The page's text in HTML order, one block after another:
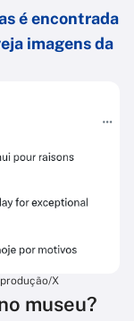
é encontrada
imagens da
X
museu?